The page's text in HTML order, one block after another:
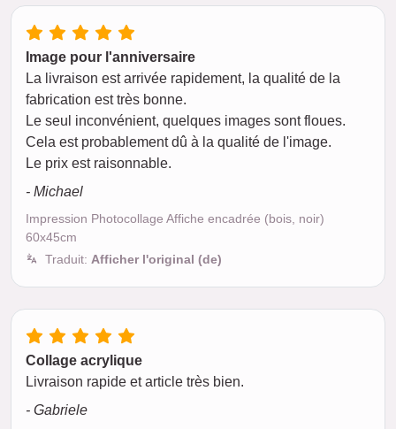
Image pour l'anniversaire
La livraison est arrivée rapidement, la qualité de la
fabrication est très bonne.
Le seul inconvénient, quelques images sont floues.
Cela est probablement dû à la qualité de l'image.
Le prix est raisonnable.
- Michael
Impression Photocollage Affiche encadrée (bois, noir)
60x45cm
Traduit: Afficher l'original (de)
Collage acrylique
Livraison rapide et article très bien.
- Gabriele